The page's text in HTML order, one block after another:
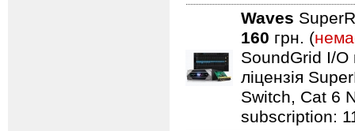
Waves
160 грн. (
SoundGrid I/O
ліцензія
Switch, Cat 6
subscription: